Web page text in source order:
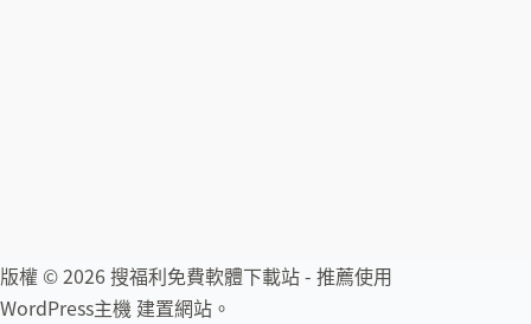
版權 © 2026 搜福利免費軟體下載站 - 推薦使用
WordPress主機 建置網站。